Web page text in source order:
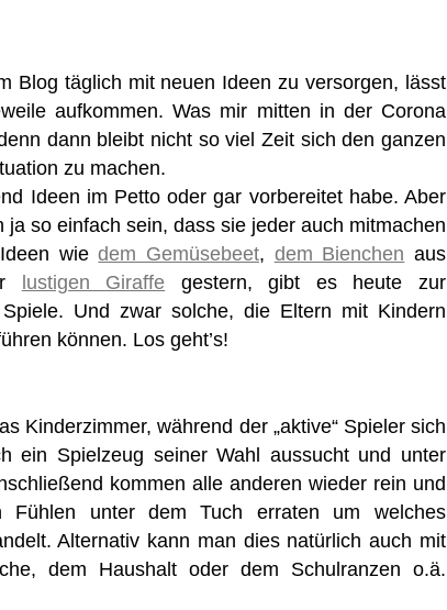
Blog täglich mit neuen Ideen zu versorgen, lässt
aufkommen. Was mir mitten in der Corona
dann bleibt nicht so viel Zeit sich den ganzen
zu machen.
Ideen im Petto oder gar vorbereitet habe. Aber
so einfach sein, dass sie jeder auch mitmachen
Ideen wiedem Gemüsebeet, dem Bienchen aus
lustigen Giraffe gestern, gibt es heute zur
Und zwar solche, die Eltern mit Kindern
können. Los geht’s!
Kinderzimmer, während der „aktive“ Spieler sich
ein Spielzeug seiner Wahl aussucht und unter
kommen alle anderen wieder rein und
Fühlen unter dem Tuch erraten um welches
Alternativ kann man dies natürlich auch mit
dem Haushalt oder dem Schulranzen o.ä.